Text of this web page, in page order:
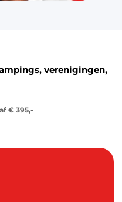
verenigingen,
€ 395,-